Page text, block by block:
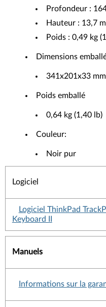
Profondeur :
Hauteur : 13,7
Poids : 0,49 kg
Dimensions
341x201x33
Poids emballé
0,64 kg (1,40 lb)
Couleur:
Noir pur
Logiciel
Logiciel ThinkPad
Keyboard II
Manuels
Informations sur la